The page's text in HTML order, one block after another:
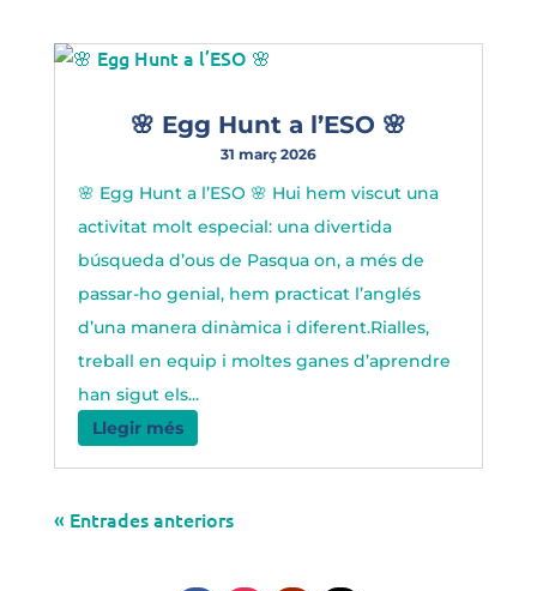
🌸 Egg Hunt a l’ESO 🌸
31 març 2026
🌸 Egg Hunt a l’ESO 🌸 Hui hem viscut una
activitat molt especial: una divertida
búsqueda d’ous de Pasqua on, a més de
passar-ho genial, hem practicat l’anglés
d’una manera dinàmica i diferent.Rialles,
treball en equip i moltes ganes d’aprendre
han sigut els...
Llegir més
« Entrades anteriors